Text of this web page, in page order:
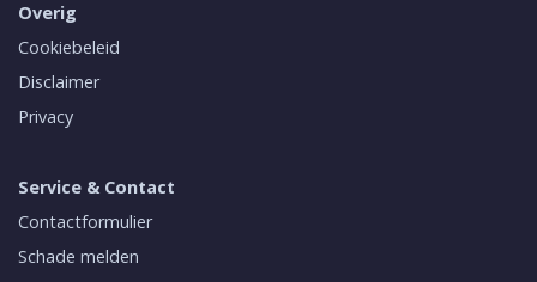
Overig
Cookiebeleid
Disclaimer
Privacy
Service & Contact
Contactformulier
Schade melden